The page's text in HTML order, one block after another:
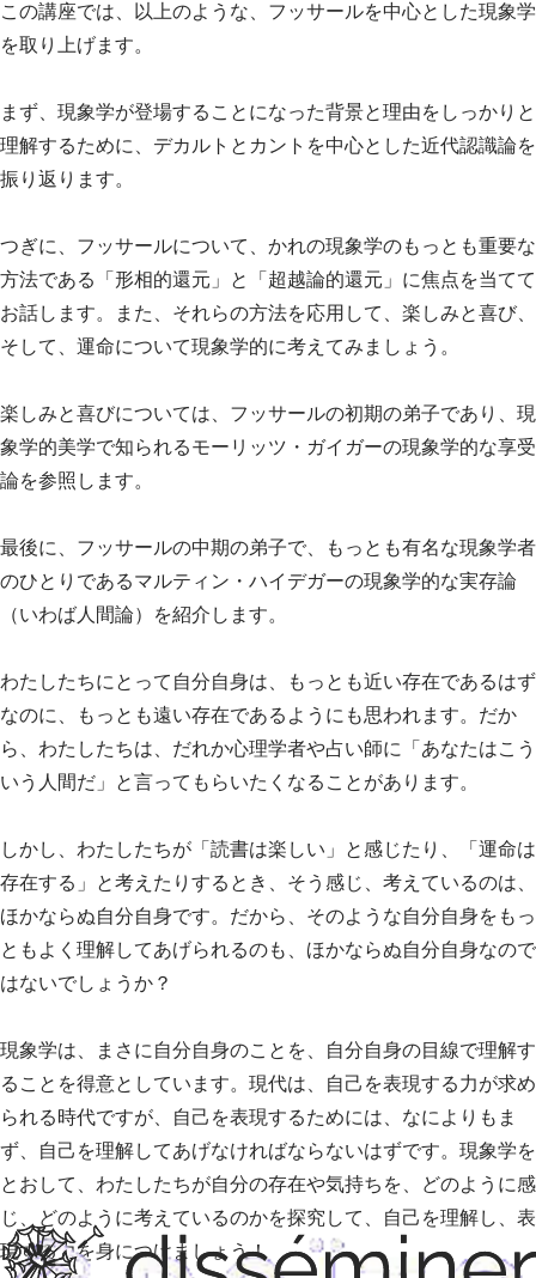
この講座では、以上のような、フッサールを中心とした現象学
を取り上げます。
まず、現象学が登場することになった背景と理由をしっかりと
理解するために、デカルトとカントを中心とした近代認識論を
振り返ります。
つぎに、フッサールについて、かれの現象学のもっとも重要な
方法である「形相的還元」と「超越論的還元」に焦点を当てて
お話します。また、それらの方法を応用して、楽しみと喜び、
そして、運命について現象学的に考えてみましょう。
楽しみと喜びについては、フッサールの初期の弟子であり、現
象学的美学で知られるモーリッツ・ガイガーの現象学的な享受
論を参照します。
最後に、フッサールの中期の弟子で、もっとも有名な現象学者
のひとりであるマルティン・ハイデガーの現象学的な実存論
（いわば人間論）を紹介します。
わたしたちにとって自分自身は、もっとも近い存在であるはず
なのに、もっとも遠い存在であるようにも思われます。だか
ら、わたしたちは、だれか心理学者や占い師に「あなたはこう
いう人間だ」と言ってもらいたくなることがあります。
しかし、わたしたちが「読書は楽しい」と感じたり、「運命は
存在する」と考えたりするとき、そう感じ、考えているのは、
ほかならぬ自分自身です。だから、そのような自分自身をもっ
ともよく理解してあげられるのも、ほかならぬ自分自身なので
はないでしょうか？
現象学は、まさに自分自身のことを、自分自身の目線で理解す
ることを得意としています。現代は、自己を表現する力が求め
られる時代ですが、自己を表現するためには、なによりもま
ず、自己を理解してあげなければならないはずです。現象学を
とおして、わたしたちが自分の存在や気持ちを、どのように感
じ、どのように考えているのかを探究して、自己を理解し、表
現する力を身につけましょう！